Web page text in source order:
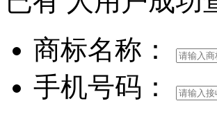
商标名称：
手机号码：